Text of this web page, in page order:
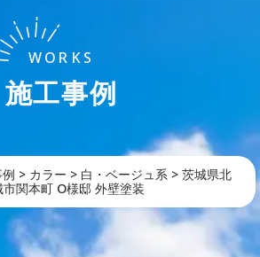
WORKS
施工事例
> カラー > 白・ベージュ系 > 茨城県北
市関本町 O様邸 外壁塗装